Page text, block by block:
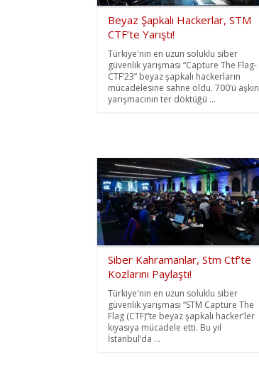
Beyaz Şapkalı Hackerlar, STM
CTF’te Yarıştı!
Türkiye'nin en uzun soluklu siber
güvenlik yarışması “Capture The Flag-
CTF’23” beyaz şapkalı hackerların
mücadelesine sahne oldu. 700’ü aşkın
yarışmacının ter döktüğü ...
Siber Kahramanlar, Stm Ctf’te
Kozlarını Paylaştı!
Türkiye'nin en uzun soluklu siber
güvenlik yarışması “STM Capture The
Flag (CTF)”te beyaz şapkalı hacker’ler
kıyasıya mücadele etti. Bu yıl
İstanbul’da ...